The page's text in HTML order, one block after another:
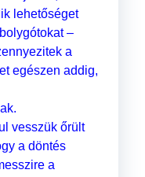
lehetőséget
–
a
egészen addig,
vesszük őrült
a döntés
a